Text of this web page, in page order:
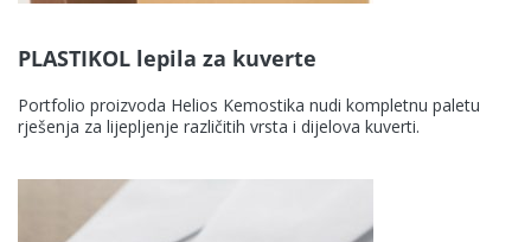
PLASTIKOL lepila za kuverte
Portfolio proizvoda Helios Kemostika nudi kompletnu paletu
rješenja za lijepljenje različitih vrsta i dijelova kuverti.